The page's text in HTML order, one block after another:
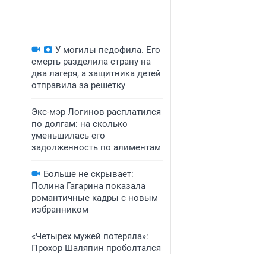
У могилы педофила. Его
смерть разделила страну на
два лагеря, а защитника детей
отправила за решетку
Экс-мэр Логинов расплатился
по долгам: на сколько
уменьшилась его
задолженность по алиментам
Больше не скрывает:
Полина Гагарина показала
романтичные кадры с новым
избранником
«Четырех мужей потеряла»:
Прохор Шаляпин проболтался